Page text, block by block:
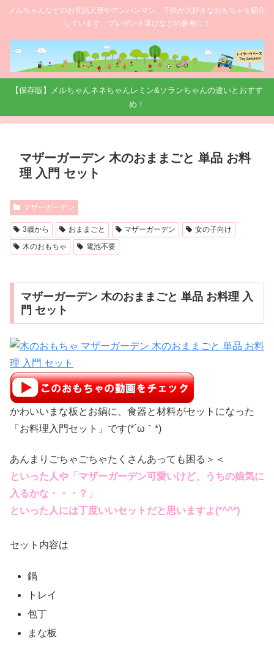
メルちゃんなどのお世話人形やアンパンマン、子供が大好きなおもちゃを紹介
しています。プレゼント選びなどの参考に！
【保存版】メルちゃんネネちゃんレミン&ソランちゃんの違いとおすす
め！
マザーガーデン 木のおままごと 単品 お料
理 入門 セット
マザーガーデン
3歳から おままごと マザーガーデン
女の子向け
木のおもちゃ
電池不要
マザーガーデン 木のおままごと 単品 お料理 入
門 セット
かわいいまな板とお鍋に、食器と材料がセットになった
「お料理入門セット」です(*´ω｀*)
あんまりごちゃごちゃたくさんあっても困る＞＜
といった人や「マザーガーデン可愛いけど、うちの娘気に
入るかな・・・？」
といった人には丁度いいセットだと思いますよ(*^^*)
セット内容は
鍋
トレイ
包丁
まな板